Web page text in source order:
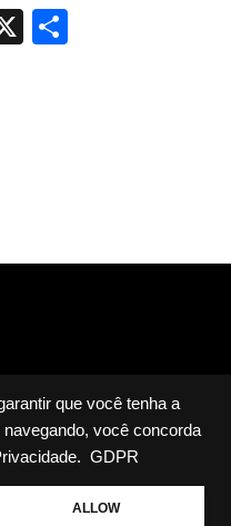
que você tenha a
você concorda
. GDPR
ALLOW
X